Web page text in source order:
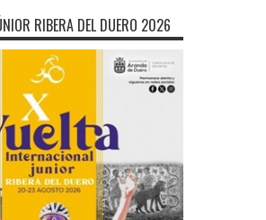
RIBERA DEL DUERO 2026